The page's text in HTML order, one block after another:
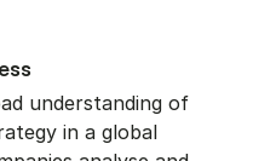
understanding of
in a global